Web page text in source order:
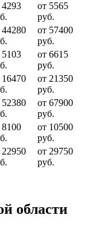
4293
от 5565
руб.
44280
от 57400
руб.
5103
от 6615
руб.
16470
от 21350
руб.
52380
от 67900
руб.
8100
от 10500
руб.
22950
от 29750
руб.
области